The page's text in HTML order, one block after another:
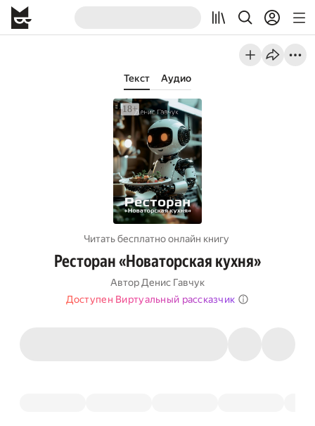
Текст Аудио
Читать бесплатно онлайн книгу
Ресторан «Новаторская кухня»
Автор Денис Гавчук
Доступен Виртуальный рассказчик